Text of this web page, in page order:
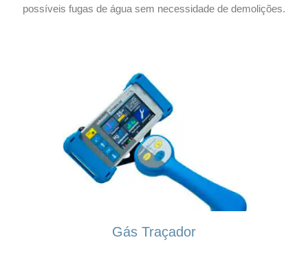
possíveis fugas de água sem necessidade de demolições.
Gás Traçador